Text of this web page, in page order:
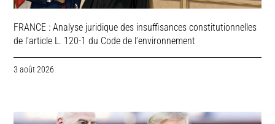
FRANCE : Analyse juridique des insuffisances constitutionnelles
de l’article L. 120-1 du Code de l’environnement
3 août 2026